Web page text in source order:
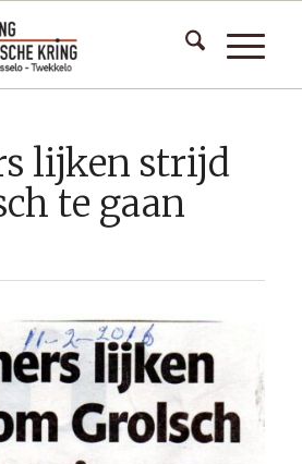
lijken strijd
te gaan